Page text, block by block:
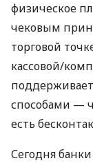
физическое
чековым
торговой
кассовой/
способами —
есть
Сегодня